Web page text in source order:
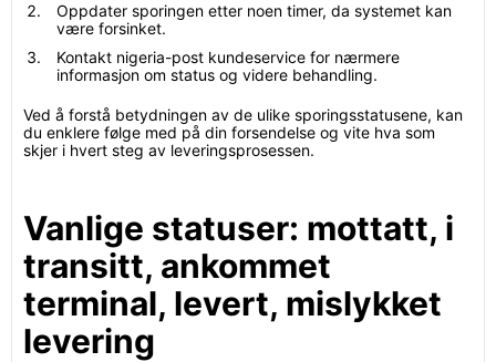
Oppdater sporingen etter noen timer, da systemet kan
være forsinket.
Kontakt nigeria-post kundeservice for nærmere
informasjon om status og videre behandling.
Ved å forstå betydningen av de ulike sporingsstatusene, kan
du enklere følge med på din forsendelse og vite hva som
skjer i hvert steg av leveringsprosessen.
Vanlige statuser: mottatt, i
transitt, ankommet
terminal, levert, mislykket
levering